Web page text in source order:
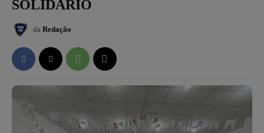
SOLIDÁRIO
da Redação